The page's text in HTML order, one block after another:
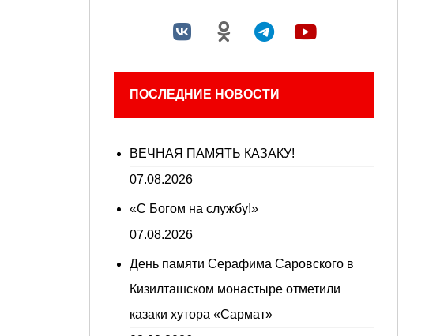
ПОСЛЕДНИЕ НОВОСТИ
ВЕЧНАЯ ПАМЯТЬ КАЗАКУ!
07.08.2026
«С Богом на службу!»
07.08.2026
День памяти Серафима Саровского в
Кизилташском монастыре отметили
казаки хутора «Сармат»